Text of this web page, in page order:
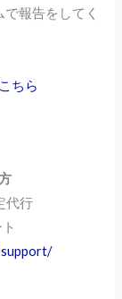
報告をしてく
こちら
代行